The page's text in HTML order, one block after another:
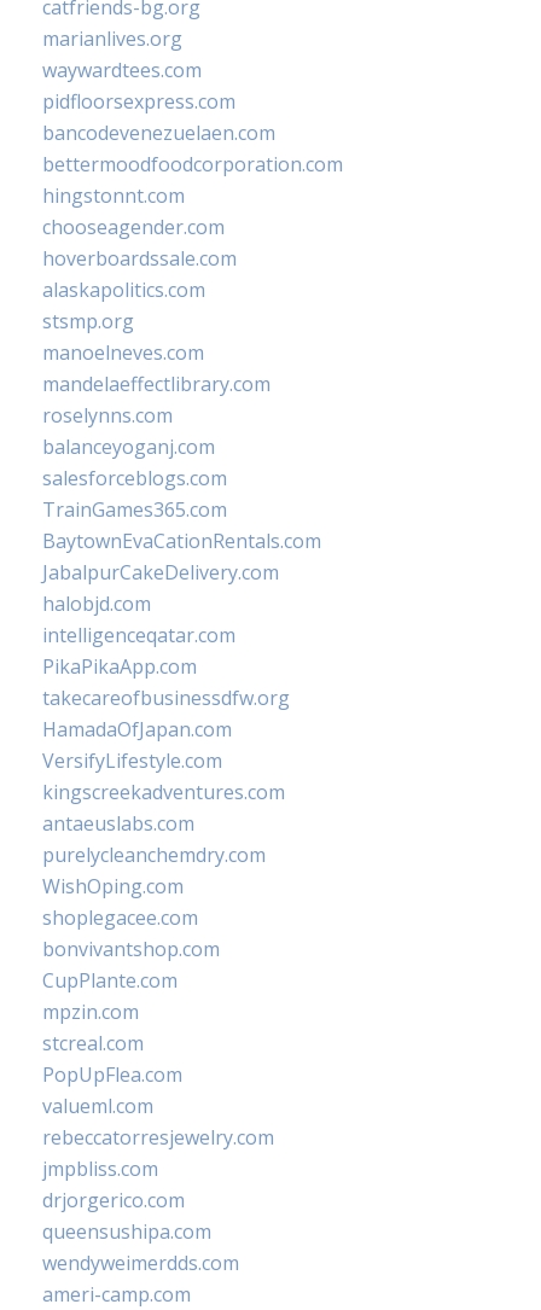
catfriends-bg.org
marianlives.org
waywardtees.com
pidfloorsexpress.com
bancodevenezuelaen.com
bettermoodfoodcorporation.com
hingstonnt.com
chooseagender.com
hoverboardssale.com
alaskapolitics.com
stsmp.org
manoelneves.com
mandelaeffectlibrary.com
roselynns.com
balanceyoganj.com
salesforceblogs.com
TrainGames365.com
BaytownEvaCationRentals.com
JabalpurCakeDelivery.com
halobjd.com
intelligenceqatar.com
PikaPikaApp.com
takecareofbusinessdfw.org
HamadaOfJapan.com
VersifyLifestyle.com
kingscreekadventures.com
antaeuslabs.com
purelycleanchemdry.com
WishOping.com
shoplegacee.com
bonvivantshop.com
CupPlante.com
mpzin.com
stcreal.com
PopUpFlea.com
valueml.com
rebeccatorresjewelry.com
jmpbliss.com
drjorgerico.com
queensushipa.com
wendyweimerdds.com
ameri-camp.com